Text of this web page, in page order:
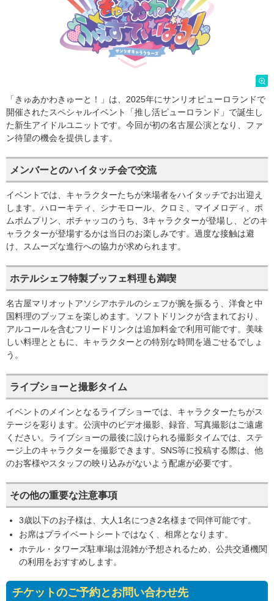
「きゅあかわきゅーと！」は、2025年にサンリオピューロランドで
開催されたスペシャルイベント「推し活ピューロランド」で誕生し
た新生アイドルユニットです。今回が初の名古屋公演となり、ファ
ン待望の機会を提供します。
メンバーとのハイタッチ会で交流
イベントでは、キャラクターたちが来場者をハイタッチでお出迎え
します。ハローキティ、シナモロール、クロミ、マイメロディ、ポ
ムポムプリン、ポチャッコのうち、3キャラクターが登場し、どのキ
ャラクターが登場するかは当日のお楽しみです。過度な接触は避
け、スムーズな進行への協力が求められます。
ホテルシェフ特製ブッフェ料理も満喫
名古屋マリオットアソシアホテルのシェフが腕を振るう、洋食と中
国料理のブッフェを楽しめます。ソフトドリンクが含まれており、
アルコールを含むフリードリンクは追加料金で利用可能です。美味
しい料理とともに、キャラクターとの特別な時間を過ごせるでしょ
う。
ライブショーと撮影タイム
イベントのメインとなるライブショーでは、キャラクターたちがス
テージを彩ります。公演中のビデオ撮影、録音、写真撮影はご遠慮
ください。ライブショーの最後に設けられる撮影タイムでは、ステ
ージ上のキャラクターを撮影できます。SNS等に投稿する際は、他
のお客様やスタッフの映り込みがないよう配慮が必要です。
その他の重要な注意事項
3歳以下のお子様は、大人1名につき2名様まで同伴可能です。
お席はプライベートシートではなく、相席となります。
ホテル・タワーズ駐車場は混雑が予想されるため、公共交通機関
の利用をおすすめします。
チケットのご予約とお問い合わせ先